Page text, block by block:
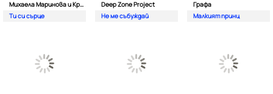
Михаела Маринова и Кристиан Костов
Ти си сърце
Deep Zone Project
Не ме събуждай
Графа
Малкият принц